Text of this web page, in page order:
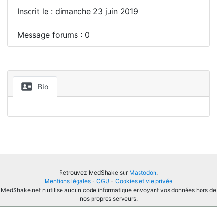
Inscrit le : dimanche 23 juin 2019
Message forums : 0
Bio
Retrouvez MedShake sur Mastodon.
Mentions légales - CGU - Cookies et vie privée
MedShake.net n'utilise aucun code informatique envoyant vos données hors de
nos propres serveurs.